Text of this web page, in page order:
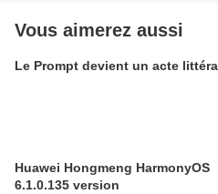
Vous aimerez aussi
Le Prompt devient un acte
Huawei Hongmeng HarmonyOS
6.1.0.135 version